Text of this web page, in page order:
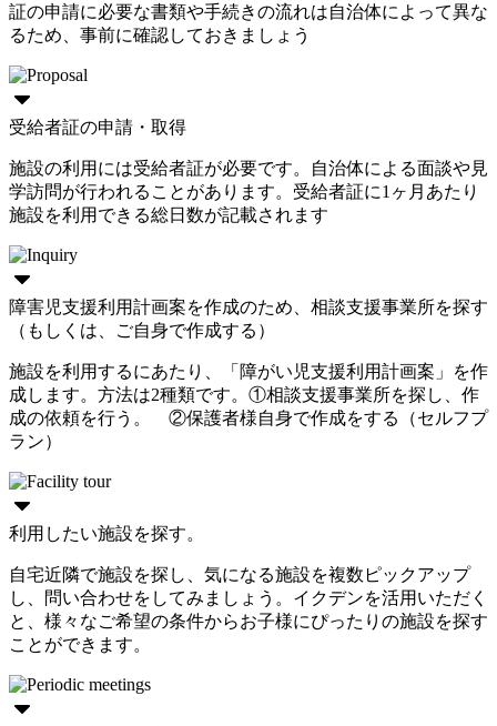
証の申請に必要な書類や手続きの流れは自治体によって異な
るため、事前に確認しておきましょう
受給者証の申請・取得
施設の利用には受給者証が必要です。自治体による面談や見
学訪問が行われることがあります。受給者証に1ヶ月あたり
施設を利用できる総日数が記載されます
障害児支援利用計画案を作成のため、相談支援事業所を探す
（もしくは、ご自身で作成する）
施設を利用するにあたり、「障がい児支援利用計画案」を作
成します。方法は2種類です。①相談支援事業所を探し、作
成の依頼を行う。 ②保護者様自身で作成をする（セルフプ
ラン）
利用したい施設を探す。
自宅近隣で施設を探し、気になる施設を複数ピックアップ
し、問い合わせをしてみましょう。イクデンを活用いただく
と、様々なご希望の条件からお子様にぴったりの施設を探す
ことができます。